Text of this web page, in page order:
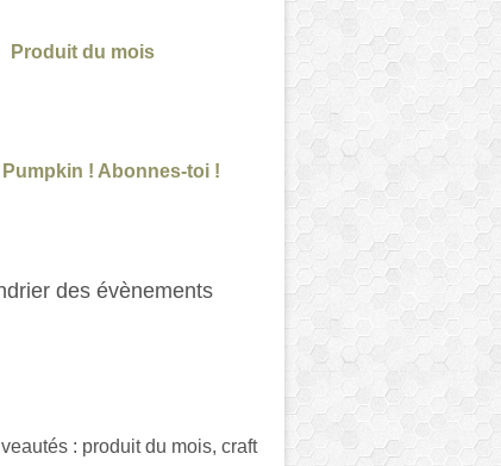
Produit du mois
Pumpkin ! Abonnes-toi !
des évènements
: produit du mois, craft